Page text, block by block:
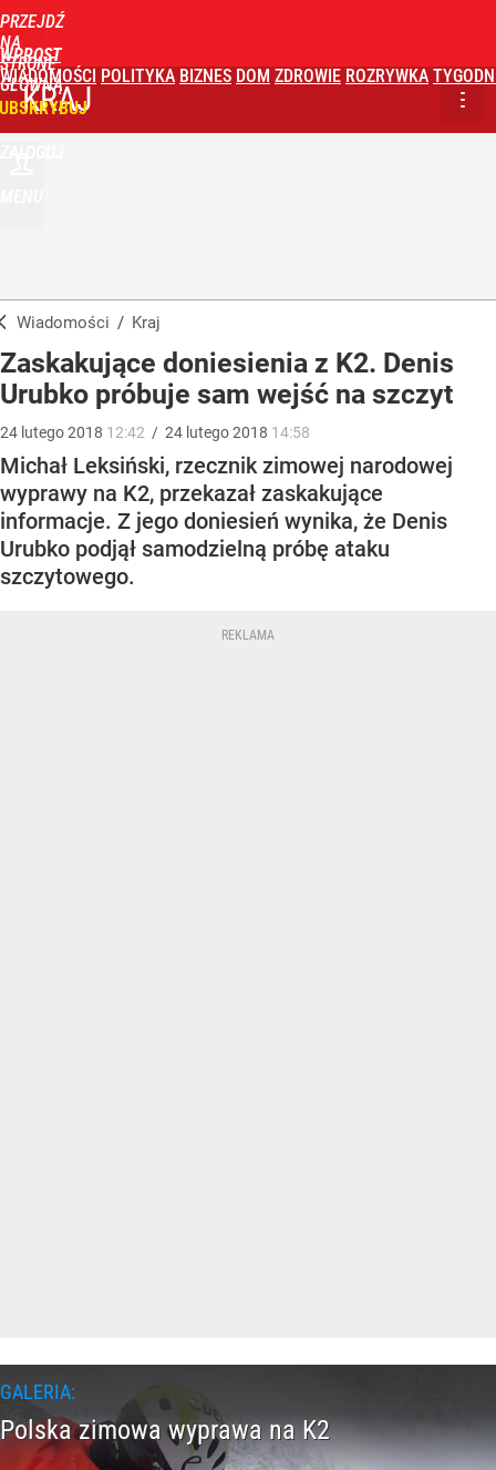
PRZEJDŹ
NA
STRONĘ
GŁÓWNĄ
WPROST
WIADOMOŚCI POLITYKA BIZNES DOM ZDROWIE ROZRYWKA
KRAJ
Wiadomości / Kraj
Zaskakujące doniesienia z K2. Denis
Urubko próbuje sam wejść na szczyt
24 lutego2018 12:42 / 24 lutego2018 14:58
Michał Leksiński, rzecznik zimowej narodowej
wyprawy na K2, przekazał zaskakujące
informacje. Z jego doniesień wynika, że Denis
Urubko podjął samodzielną próbę ataku
szczytowego.